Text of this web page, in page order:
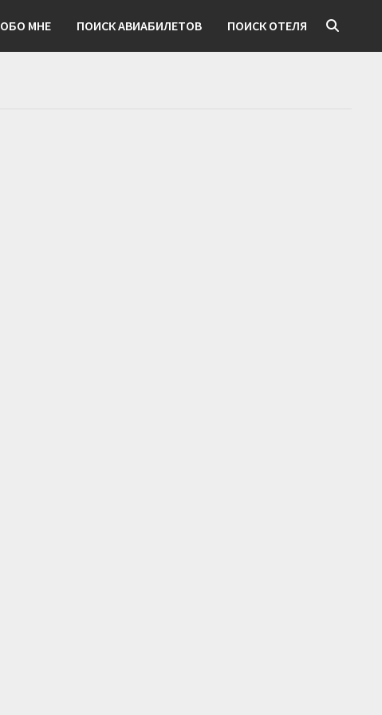
ОБО МНЕ ПОИСК АВИАБИЛЕТОВ ПОИСК ОТЕЛЯ